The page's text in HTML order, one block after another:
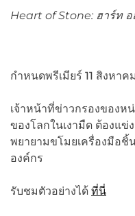
Heart of Stone: ฮาร์ท
กำหนดพรีเมียร์ 11 สิงหาคม
เจ้าหน้าที่ข่าวกรองของ
ของโลกในเงามืด ต้องแข่
พยายามขโมยเครื่องมือ
องค์กร
รับชมตัวอย่างได้ ที่นี่